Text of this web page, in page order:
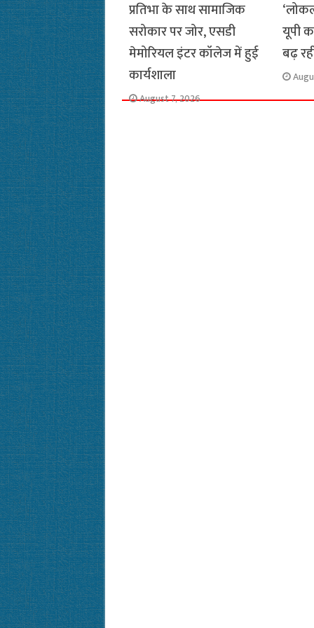
प्रतिभा के साथ सामाजिक
सरोकार पर जोर, एसडी
मेमोरियल इंटर कॉलेज में हुई
कार्यशाला
August 7, 2026
यूपी
बढ़